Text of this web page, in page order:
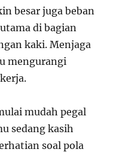
besar juga beban
di bagian
kaki. Menjaga
mengurangi
mudah pegal
sedang kasih
soal pola